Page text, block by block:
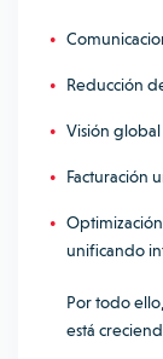
Reducción
Visión global
Facturación
unificando
Por todo
está